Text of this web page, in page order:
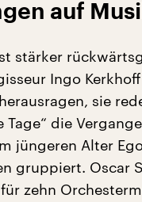
auf
stärker
Ingo
sie
Tage“ die
jüngeren Alter
gruppiert. Oscar
zehn